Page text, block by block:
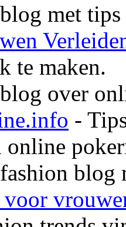
met
te maken.
over
-
online